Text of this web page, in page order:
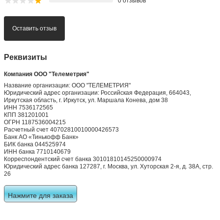
Оставить отзыв
Реквизиты
Компания ООО "Телеметрия"
Название организации: ООО "ТЕЛЕМЕТРИЯ"
Юридический адрес организации: Российская Федерация, 664043,
Иркутская область, г. Иркутск, ул. Маршала Конева, дом 38
ИНН 7536172565
КПП 381201001
ОГРН 1187536004215
Расчетный счет 40702810010000426573
Банк АО «Тинькофф Банк»
БИК банка 044525974
ИНН банка 7710140679
Корреспондентский счет банка 30101810145250000974
Юридический адрес банка 127287, г. Москва, ул. Хуторская 2-я, д. 38А, стр.
26
Нажмите для заказа